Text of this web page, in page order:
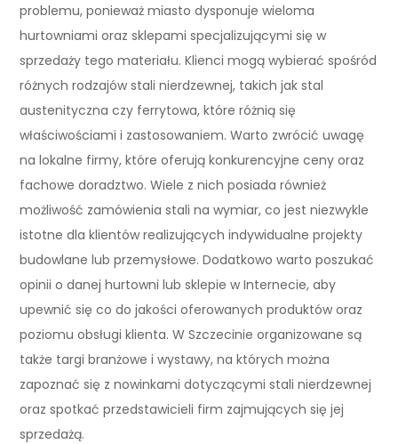
problemu, ponieważ miasto dysponuje wieloma
hurtowniami oraz sklepami specjalizującymi się w
sprzedaży tego materiału. Klienci mogą wybierać spośród
różnych rodzajów stali nierdzewnej, takich jak stal
austenityczna czy ferrytowa, które różnią się
właściwościami i zastosowaniem. Warto zwrócić uwagę
na lokalne firmy, które oferują konkurencyjne ceny oraz
fachowe doradztwo. Wiele z nich posiada również
możliwość zamówienia stali na wymiar, co jest niezwykle
istotne dla klientów realizujących indywidualne projekty
budowlane lub przemysłowe. Dodatkowo warto poszukać
opinii o danej hurtowni lub sklepie w Internecie, aby
upewnić się co do jakości oferowanych produktów oraz
poziomu obsługi klienta. W Szczecinie organizowane są
także targi branżowe i wystawy, na których można
zapoznać się z nowinkami dotyczącymi stali nierdzewnej
oraz spotkać przedstawicieli firm zajmujących się jej
sprzedażą.